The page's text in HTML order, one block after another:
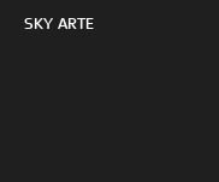
SKY ARTE